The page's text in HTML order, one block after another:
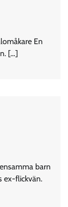
En
[…]
barn
ex-flickvän.